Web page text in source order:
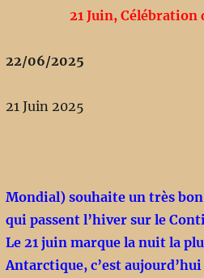
21 Juin,
22/06/2025
21 Juin 2025
Mondial) souhaite un très
qui passent l’hiver sur le
Le 21 juin marque la nuit la
Antarctique, c’est aujourd’hui